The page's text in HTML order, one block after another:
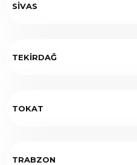
SİVAS
TEKİRDAĞ
TOKAT
TRABZON